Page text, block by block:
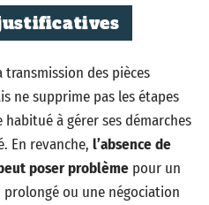
transmission des pièces
ne supprime pas les étapes
à gérer ses démarches
En revanche, l’absence de
poser problème pour un
ou une négociation